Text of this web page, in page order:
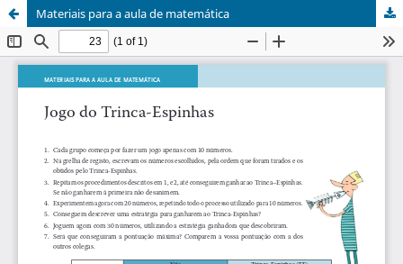
Materiais para a aula de matemática